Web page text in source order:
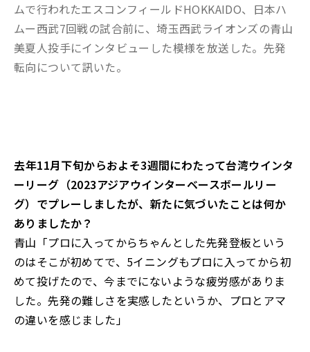
ムで行われたエスコンフィールドHOKKAIDO、日本ハ
ムー西武7回戦の試合前に、埼玉西武ライオンズの青山
美夏人投手にインタビューした模様を放送した。先発
転向について訊いた。
――去年11月下旬からおよそ3週間にわたって台湾ウインタ
ーリーグ（2023アジアウインターベースボールリー
グ）でプレーしましたが、新たに気づいたことは何か
ありましたか？
青山「プロに入ってからちゃんとした先発登板という
のはそこが初めてで、5イニングもプロに入ってから初
めて投げたので、今までにないような疲労感がありま
した。先発の難しさを実感したというか、プロとアマ
の違いを感じました」